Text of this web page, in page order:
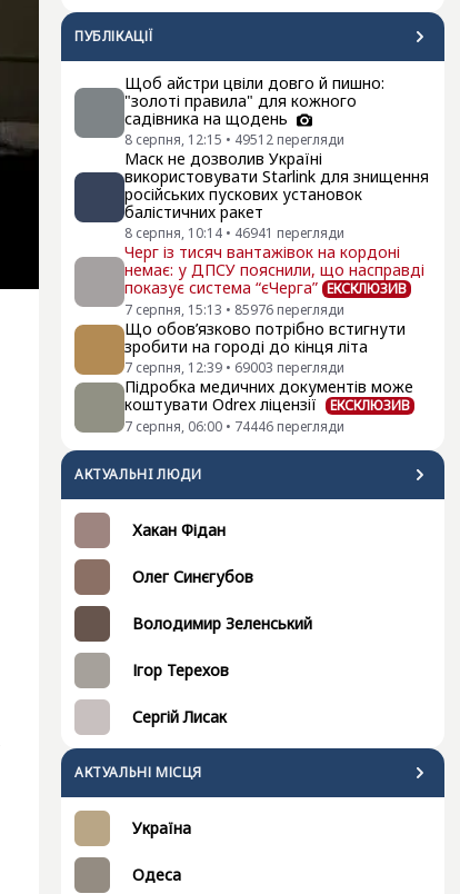
ПУБЛІКАЦІЇ
Щоб айстри цвіли довго й пишно:
"золоті правила" для кожного
садівника на щодень
8 серпня, 12:15 • 49512 перегляди
Маск не дозволив Україні
використовувати Starlink для знищення
російських пускових установок
балістичних ракет
8 серпня, 10:14 • 46941 перегляди
Черг із тисяч вантажівок на кордоні
немає: у ДПСУ пояснили, що насправді
показує система “єЧерга” ЕКСКЛЮЗИВ
7 серпня, 15:13 • 85976 перегляди
Що обов’язково потрібно встигнути
зробити на городі до кінця літа
7 серпня, 12:39 • 69003 перегляди
Підробка медичних документів може
коштувати Odrex ліцензії
ЕКСКЛЮЗИВ
7 серпня, 06:00 • 74446 перегляди
АКТУАЛЬНI ЛЮДИ
Хакан Фідан
Олег Синєгубов
Володимир Зеленський
Ігор Терехов
Сергій Лисак
АКТУАЛЬНІ МІСЦЯ
Україна
Одеса